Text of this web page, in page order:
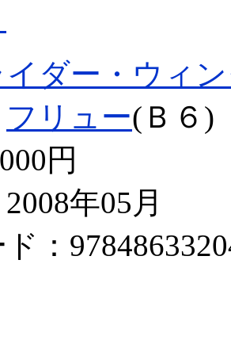
イダー・ウィ
フリュー(Ｂ６)
円
年05月
：